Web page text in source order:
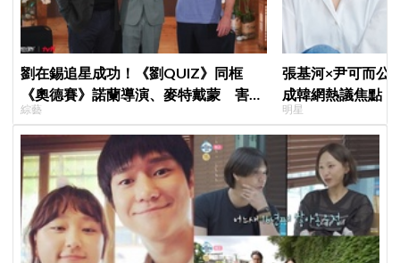
劉在錫追星成功！《劉QUIZ》同框
《奧德賽》諾蘭導演、麥特戴蒙 害羞
比YA幸福笑容藏不住
綜藝
張基河×尹可而公
成韓網熱議焦點
媽僅差5歲」
明星